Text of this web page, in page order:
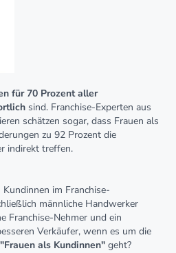
für 70 Prozent aller
sind. Franchise-Experten aus
schätzen sogar, dass Frauen als
zu 92 Prozent die
indirekt treffen.
im Franchise-
männliche Handwerker
Franchise-Nehmer und ein
Verkäufer, wenn es um die
als Kundinnen" geht?